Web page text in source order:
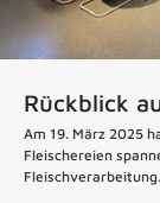
Rückblick
Am 19. März 2025
Fleischereien